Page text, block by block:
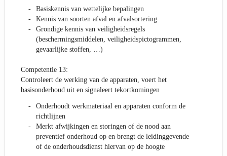
Basiskennis van wettelijke bepalingen
Kennis van soorten afval en afvalsortering
Grondige kennis van veiligheidsregels
(beschermingsmiddelen, veiligheidspictogrammen,
gevaarlijke stoffen, …)
Competentie 13:
Controleert de werking van de apparaten, voert het
basisonderhoud uit en signaleert tekortkomingen
Onderhoudt werkmateriaal en apparaten conform de
richtlijnen
Merkt afwijkingen en storingen of de nood aan
preventief onderhoud op en brengt de leidinggevende
of de onderhoudsdienst hiervan op de hoogte